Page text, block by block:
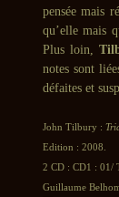
pensée mais
qu’elle mais
Plus loin,
notes sont
défaites et
John Tilbury :
Edition : 2008.
2 CD : CD1 : 01/
Guillaume